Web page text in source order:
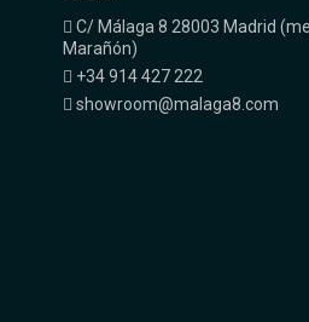
C/ Málaga 8 28003 Madrid
Marañón)
+34 914 427 222
showroom@malaga8.com